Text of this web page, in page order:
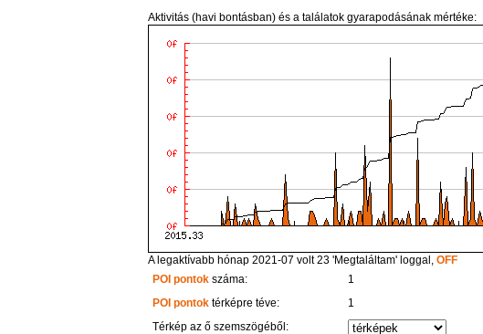
Aktivitás (havi bontásban) és a találatok gyarapodásának mértéke:
A legaktívabb hónap 2021-07 volt 23 'Megtaláltam' loggal,OFF
POI pontok száma:
1
POI pontok térképre téve:
1
Térkép az ő szemszögéből: